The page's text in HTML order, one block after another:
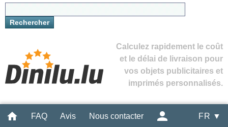
Calculez rapidement le coût
et le délai de livraison pour
vos objets publicitaires et
imprimés personnalisés.
FAQ Avis Nous contacter FR ▼